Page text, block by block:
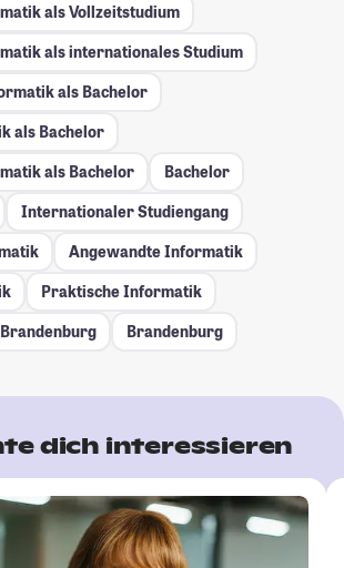
als Vollzeitstudium
als internationales Studium
als Bachelor
als Bachelor
als Bachelor
Bachelor
Internationaler Studiengang
Angewandte Informatik
Praktische Informatik
Brandenburg Brandenburg
dich interessieren